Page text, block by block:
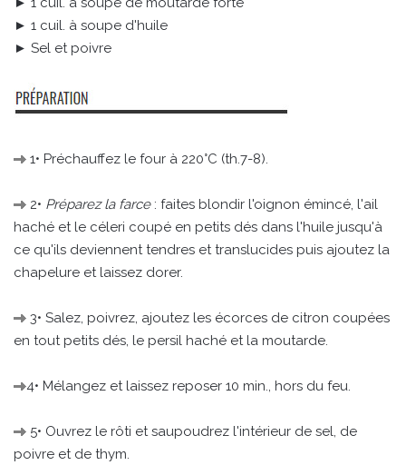
► 1 cuil. à soupe d'huile
► Sel et poivre
1• Préchauffez le four à 220°C (th.7-8).
2• Préparez la farce: faites blondir l'oignon émincé, l'ail
haché et le céleri coupé en petits dés dans l'huile jusqu'à
ce qu'ils deviennent tendres et translucides puis ajoutez la
chapelure et laissez dorer.
3• Salez, poivrez, ajoutez les écorces de citron coupées
en tout petits dés, le persil haché et la moutarde.
4• Mélangez et laissez reposer 10 min., hors du feu.
5• Ouvrez le rôti et saupoudrez l'intérieur de sel, de
poivre et de thym.